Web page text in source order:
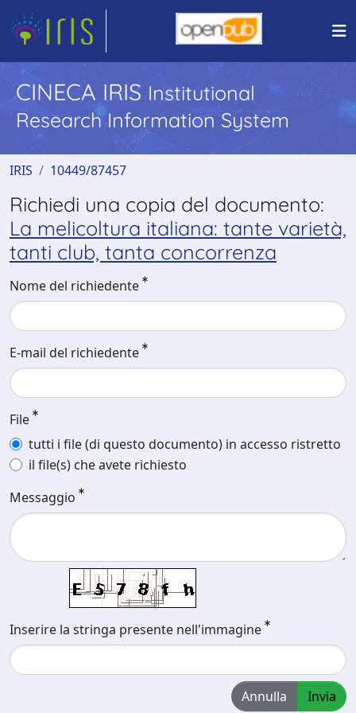
CINECA IRIS Institutional
Research Information System
IRIS 10449/87457
Richiedi una copia del documento:
La melicoltura italiana: tante varietà,
tanti club, tanta concorrenza
Nome del richiedente
E-mail del richiedente
File
tutti i file (di questo documento) in accesso ristretto
il file(s) che avete richiesto
Messaggio
Inserire la stringa presente nell'immagine
Annulla Invia